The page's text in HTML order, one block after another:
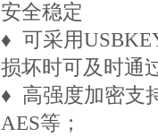
安全稳定
♦ 可采用
损坏时可及时通
♦ 高强度加密支
AES等；